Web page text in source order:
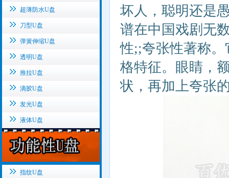
坏人，聪明还是
谱在中国戏剧无
性;;夸张性著称
格特征。眼睛，
状，再加上夸张
超薄防水U盘
刀型U盘
弹簧伸缩U盘
透明U盘
推拉U盘
滴胶U盘
发光U盘
液体U盘
指纹U盘